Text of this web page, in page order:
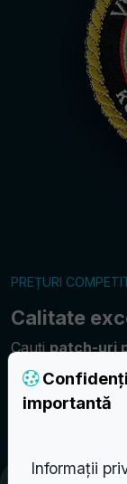
PREȚURI
Calitate
Cauțipatch-uri
oferim soluții
calitate.
ușor de
importantă
Informații